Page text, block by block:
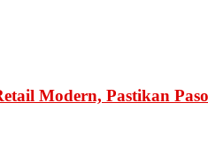
Modern, Pastikan